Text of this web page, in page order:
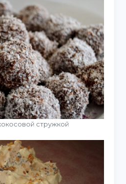
стружкой